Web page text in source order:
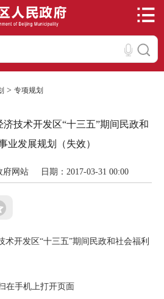
> 专项规划
技术开发区“十三五”期间民政和
业发展规划（失效）
府网站 日期：2017-03-31 00:00
开发区“十三五”期间民政和社会福利
在手机上打开页面